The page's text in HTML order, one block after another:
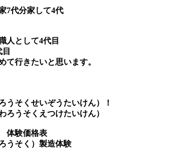
7代分家して4代
人として4代目
て行きたいと思います。
うそくせいぞうたいけん）！
ろうそくえつけたいけん）
体験価格表
ろうそく）製造体験